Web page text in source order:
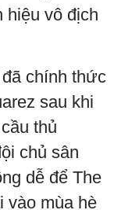
hiệu vô địch
chính thức
sau khi
thủ
chủ sân
dễ để The
vào mùa hè